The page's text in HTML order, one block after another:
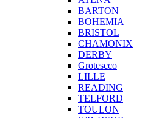
BARTON
BOHEMIA
BRISTOL
CHAMONIX
DERBY
Grotescco
LILLE
READING
TELFORD
TOULON